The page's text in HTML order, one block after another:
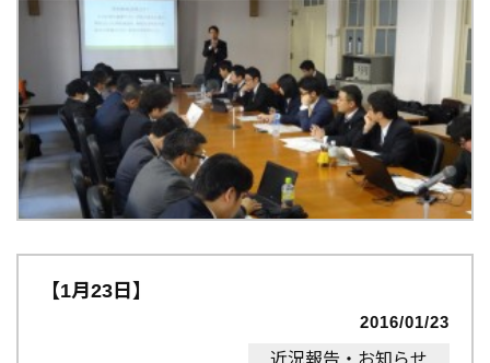
【1月23日】
2016/01/23
近況報告・お知らせ